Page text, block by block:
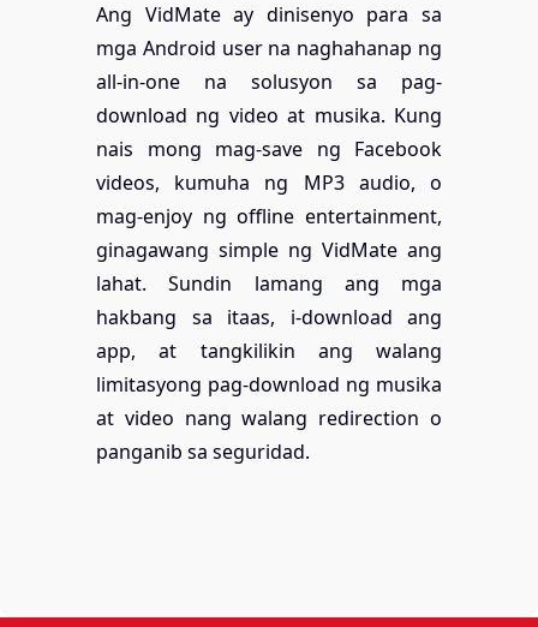
Ang VidMate ay dinisenyo para sa
mga Android user na naghahanap ng
all-in-one na solusyon sa pag-
download ng video at musika. Kung
nais mong mag-save ng Facebook
videos, kumuha ng MP3 audio, o
mag-enjoy ng offline entertainment,
ginagawang simple ng VidMate ang
lahat. Sundin lamang ang mga
hakbang sa itaas, i-download ang
app, at tangkilikin ang walang
limitasyong pag-download ng musika
at video nang walang redirection o
panganib sa seguridad.